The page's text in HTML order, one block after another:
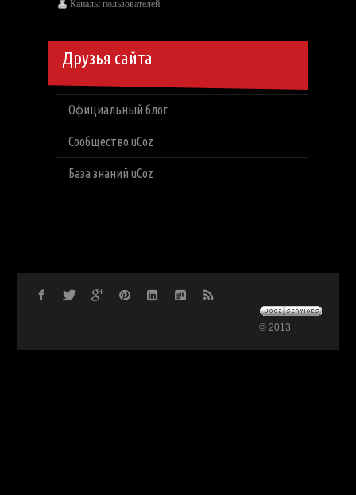
Каналы пользователей
Друзья сайта
Официальный блог
Сообщество uCoz
База знаний uCoz
© 2013